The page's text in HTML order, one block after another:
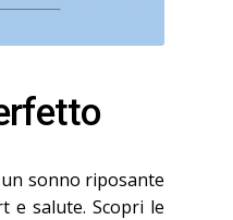
sonno riposante
e salute. Scopri le